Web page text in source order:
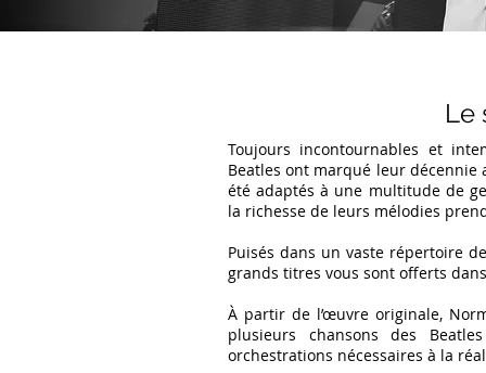
Le
Toujours incontournables et
Beatles ont marqué leur
été adaptés à une multitude de
la richesse de leurs mélodies
Puisés dans un vaste répertoire
grands titres vous sont offerts
À partir de l’œuvre originale,
plusieurs chansons des
orchestrations nécessaires à la